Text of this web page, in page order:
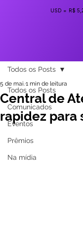
USD = R$
Todos os Posts
Comunicados
Eventos
Prêmios
Na mídia
Todos os Posts
Central de
rapidez para
5 de mai.1 min de leitura